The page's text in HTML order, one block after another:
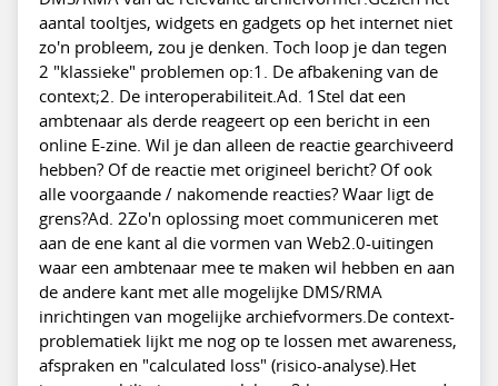
aantal tooltjes, widgets en gadgets op het internet niet
zo'n probleem, zou je denken. Toch loop je dan tegen
2 "klassieke" problemen op:1. De afbakening van de
context;2. De interoperabiliteit.Ad. 1Stel dat een
ambtenaar als derde reageert op een bericht in een
online E-zine. Wil je dan alleen de reactie gearchiveerd
hebben? Of de reactie met origineel bericht? Of ook
alle voorgaande / nakomende reacties? Waar ligt de
grens?Ad. 2Zo'n oplossing moet communiceren met
aan de ene kant al die vormen van Web2.0-uitingen
waar een ambtenaar mee te maken wil hebben en aan
de andere kant met alle mogelijke DMS/RMA
inrichtingen van mogelijke archiefvormers.De context-
problematiek lijkt me nog op te lossen met awareness,
afspraken en "calculated loss" (risico-analyse).Het